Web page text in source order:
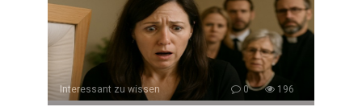
Interessant zu wissen 0 196